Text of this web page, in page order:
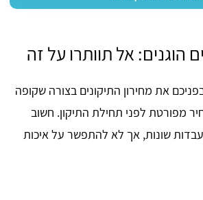
הוגנים: אל תוותרו על זה
את מחירון התיקונים בצורה שקופה
מפורטת לפני תחילת התיקון. חשוב
שונות, אך לא להתפשר על איכות